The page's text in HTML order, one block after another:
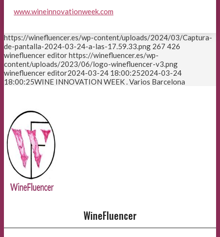
www.wineinnovationweek.com
https://winefluencer.es/wp-content/uploads/2024/03/Captura-
de-pantalla-2024-03-24-a-las-17.59.33.png 267 426
winefluencer editorhttps://winefluencer.es/wp-
content/uploads/2023/06/logo-winefluencer-v3.png
winefluencer editor2024-03-24 18:00:252024-03-24
18:00:25WINE INNOVATION WEEK . Varios Barcelona
WineFluencer